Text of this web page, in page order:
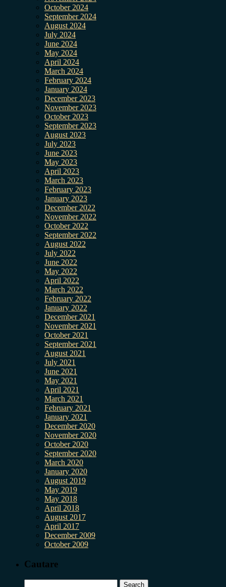
October 2024
September 2024
August 2024
July 2024
June 2024
May 2024
April 2024
March 2024
February 2024
January 2024
December 2023
November 2023
October 2023
September 2023
August 2023
July 2023
June 2023
May 2023
April 2023
March 2023
February 2023
January 2023
December 2022
November 2022
October 2022
September 2022
August 2022
July 2022
June 2022
May 2022
April 2022
March 2022
February 2022
January 2022
December 2021
November 2021
October 2021
September 2021
August 2021
July 2021
June 2021
May 2021
April 2021
March 2021
February 2021
January 2021
December 2020
November 2020
October 2020
September 2020
March 2020
January 2020
August 2019
May 2019
May 2018
April 2018
August 2017
April 2017
December 2009
October 2009
Cautare